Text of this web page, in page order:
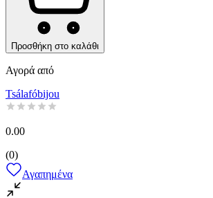
Προσθήκη στο καλάθι
Αγορά από
Tsálafóbijou
0.00
(0)
Αγαπημένα